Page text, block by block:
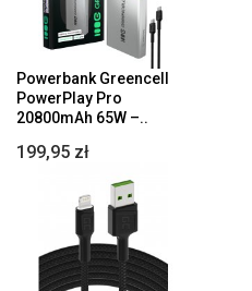
Powerbank Greencell
PowerPlay Pro
20800mAh 65W –..
199,95 zł